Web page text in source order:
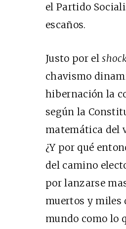
el Partido
escaños.
Justo por el
chavismo
hibernación la
según la
matemática del
¿Y por qué
del camino
por lanzarse
muertos y miles
mundo como lo